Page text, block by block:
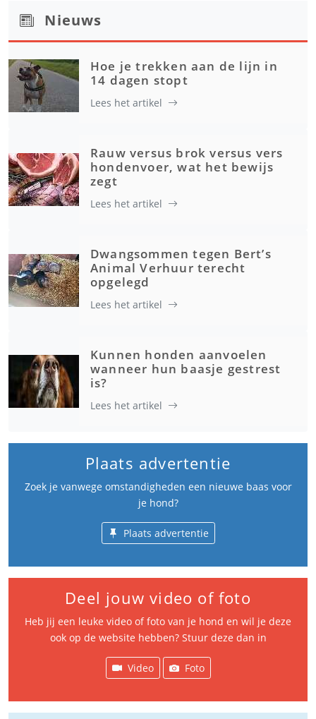
Nieuws
Hoe je trekken aan de lijn in
14 dagen stopt
Lees het artikel
Rauw versus brok versus vers
hondenvoer, wat het bewijs
zegt
Lees het artikel
Dwangsommen tegen Bert’s
Animal Verhuur terecht
opgelegd
Lees het artikel
Kunnen honden aanvoelen
wanneer hun baasje gestrest
is?
Lees het artikel
Plaats advertentie
Zoek je vanwege omstandigheden een nieuwe baas voor
je hond?
Plaats advertentie
Deel jouw video of foto
Heb jij een leuke video of foto van je hond en wil je deze
ook op de website hebben? Stuur deze dan in
Video Foto